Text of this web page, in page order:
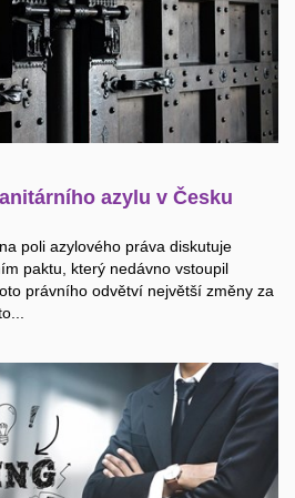
azylu v Česku
poli azylového práva diskutuje
paktu, který nedávno vstoupil
právního odvětví největší změny za